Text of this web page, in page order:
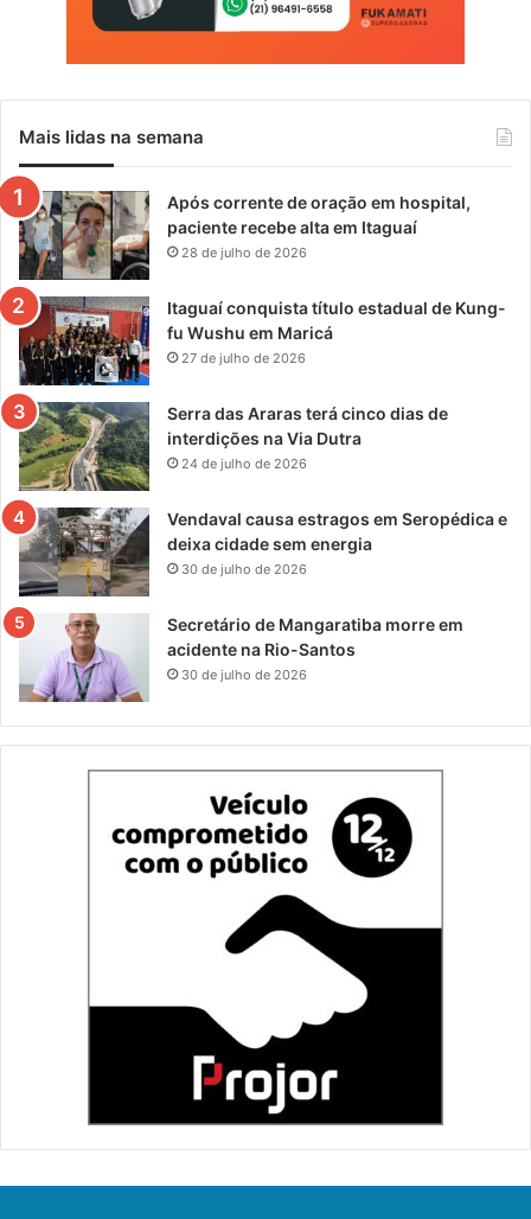
Mais lidas na semana
Após corrente de oração em hospital,
paciente recebe alta em Itaguaí
28 de julho de 2026
Itaguaí conquista título estadual de Kung-
fu Wushu em Maricá
27 de julho de 2026
Serra das Araras terá cinco dias de
interdições na Via Dutra
24 de julho de 2026
Vendaval causa estragos em Seropédica e
deixa cidade sem energia
30 de julho de 2026
Secretário de Mangaratiba morre em
acidente na Rio-Santos
30 de julho de 2026